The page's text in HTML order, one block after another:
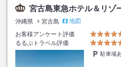
宮古島東急ホテル＆リゾ
沖縄県 宮古島
地図
お客様アンケート評価
るるぶトラベル評価
駐車場